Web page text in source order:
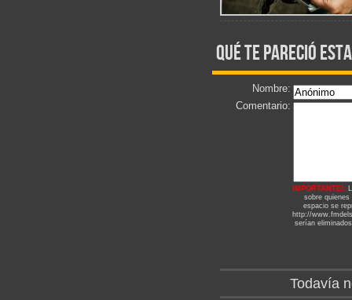
qué te pareció
Nombre:
Comentario:
IMPORTANTE!:
sobre
espacio se
http://
serían
Todavía